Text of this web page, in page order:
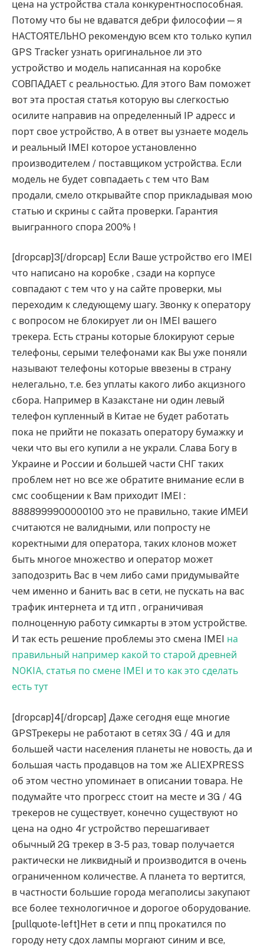
цена на устройства стала конкурентноспособная.
Потому что бы не вдаватся дебри философии — я
НАСТОЯТЕЛЬНО рекомендую всем кто только купил
GPS Tracker узнать оригинальное ли это
устройство и модель написанная на коробке
СОВПАДАЕТ с реальностью. Для этого Вам поможет
вот эта простая статья которую вы слегкостью
осилите направив на определенный IP адресс и
порт свое устройство, А в ответ вы узнаете модель
и реальный IMEI которое установленно
производителем / поставщиком устройства. Если
модель не будет совпадаеть с тем что Вам
продали, смело открывайте спор прикладывая мою
статью и скрины с сайта проверки. Гарантия
выигранного спора 200% !
[dropcap]3[/dropcap] Если Ваше устройство его IMEI
что написано на коробке , сзади на корпусе
совпадают с тем что у на сайте проверки, мы
переходим к следующему шагу. Звонку к оператору
с вопросом не блокирует ли он IMEI вашего
трекера. Есть страны которые блокируют серые
телефоны, серыми телефонами как Вы уже поняли
называют телефоны которые ввезены в страну
нелегально, т.е. без уплаты какого либо акцизного
сбора. Например в Казакстане ни один левый
телефон купленный в Китае не будет работать
пока не прийти не показать оператору бумажку и
чеки что вы его купили а не украли. Слава Богу в
Украине и России и большей части СНГ таких
проблем нет но все же обратите внимание если в
смс сообщении к Вам приходит IMEI :
8888999900000100 это не правильно, такие ИМЕИ
считаются не валидными, или попросту не
коректными для оператора, таких клонов может
быть многое множество и оператор может
заподозрить Вас в чем либо сами придумывайте
чем именно и банить вас в сети, не пускать на вас
трафик интернета и тд итп , ограничивая
полноценную работу симкарты в этом устройстве.
И так есть решение проблемы это смена IMEI на
правильный например какой то старой древней
NOKIA, статья по смене IMEI и то как это сделать
есть тут
[dropcap]4[/dropcap] Даже сегодня еще многие
GPSТрекеры не работают в сетях 3G / 4G и для
большей части населения планеты не новость, да и
большая часть продавцов на том же ALIEXPRESS
об этом честно упоминает в описании товара. Не
подумайте что прогресс стоит на месте и 3G / 4G
трекеров не существует, конечно существуют но
цена на одно 4г устройство перешагивает
обычный 2G трекер в 3-5 раз, товар получается
рактически не ликвидный и производится в очень
ограниченном количестве. А планета то вертится,
в частности большие города мегаполисы закупают
все более технологичное и дорогое оборудование.
[pullquote-left]Нет в сети и ппц прокатился по
городу нету сдох лампы моргают синим и все,